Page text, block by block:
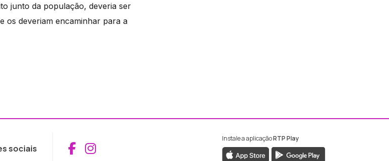
junto da população, deveria ser
os deveriam encaminhar para a
sociais Aceder ao Facebook da RTP Madeira
Aceder ao Instagram da RTP Madeira
Instale a aplicaçãoRTP Play